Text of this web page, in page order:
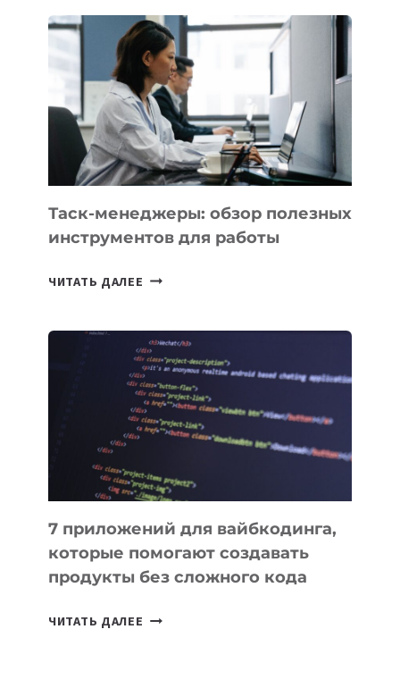
БИЗНЕСА:
КАКИЕ
3
ЗАДАЧИ
ЕМУ
МОЖНО
ПОРУЧИТЬ
УЖЕ
СЕГОДНЯ
Таск-менеджеры: обзор полезных
инструментов для работы
ЧИТАТЬ ДАЛЕЕ ТАСК-
ПОЛЕЗНЫХ
ИНСТРУМЕНТОВ
ДЛЯ
РАБОТЫ
7 приложений для вайбкодинга,
которые помогают создавать
продукты без сложного кода
ЧИТАТЬ ДАЛЕЕ